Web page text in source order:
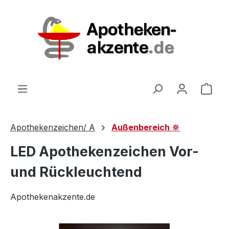
Apothekenzeichen/ A Außenbereich 🔆
LED Apothekenzeichen Vor-
und Rückleuchtend
Apothekenakzente.de